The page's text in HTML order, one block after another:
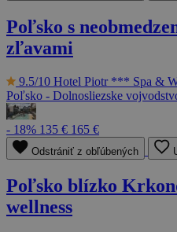
Poľsko s
zľavami
9.5/10 Hotel Piotr *** Spa &
Poľsko - Dolnosliezske
- 18% 135 € 165 €
Odstrániť z obľúbených
Poľsko blízko
wellness